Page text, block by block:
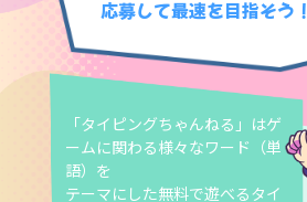
応募して最速を目指そう！
「タイピングちゃんねる」はゲ
ームに関わる様々なワード（単
語）を
テーマにした無料で遊べるタイ